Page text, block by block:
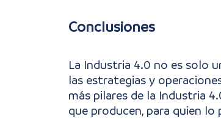
Conclusiones
La Industria 4.0 no es solo
las estrategias y
más pilares de la Industria
que producen, para quien